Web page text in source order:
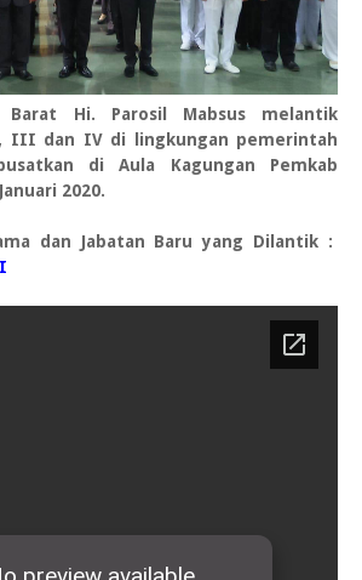
Barat Hi. Parosil Mabsus melantik
III dan IV di lingkungan pemerintah
di Aula Kagungan Pemkab
2020.
dan Jabatan Baru yang Dilantik :